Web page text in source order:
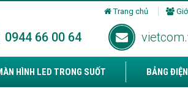
Trang chủ
0944 66 00 64
HÌNH LED TRONG SUỐT BẢNG